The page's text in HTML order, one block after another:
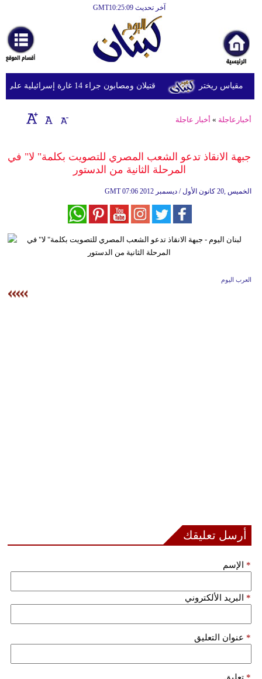
آخر تحديث GMT10:25:09
أخبارعاجلة
رياضة
ثقافة
إقتصاد
وموسيقى
ديكور
قتيلان ومصابون جراء 14 غارة إسرائيلية على شرق وجنوب لبنان
أخبارعاجلة » أخبار عاجلة
جبهة الانقاذ تدعو الشعب المصري للتصويت بكلمة" لا" في
المرحلة الثانية من الدستور
GMT 07:06 2012 الخميس ,20 كانون الأول / ديسمبر
العرب اليوم
أرسل تعليقك
الإسم *
البريد الألكتروني *
عنوان التعليق *
تعليق *